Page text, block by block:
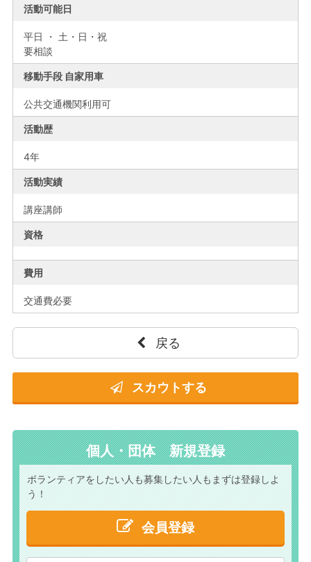
活動可能日
平日 ・ 土・日・祝
要相談
移動手段 自家用車
公共交通機関利用可
活動歴
4年
活動実績
講座講師
資格
費用
交通費必要
戻る
スカウトする
個人・団体 新規登録
ボランティアをしたい人も募集したい人もまずは登録しよ
う！
会員登録